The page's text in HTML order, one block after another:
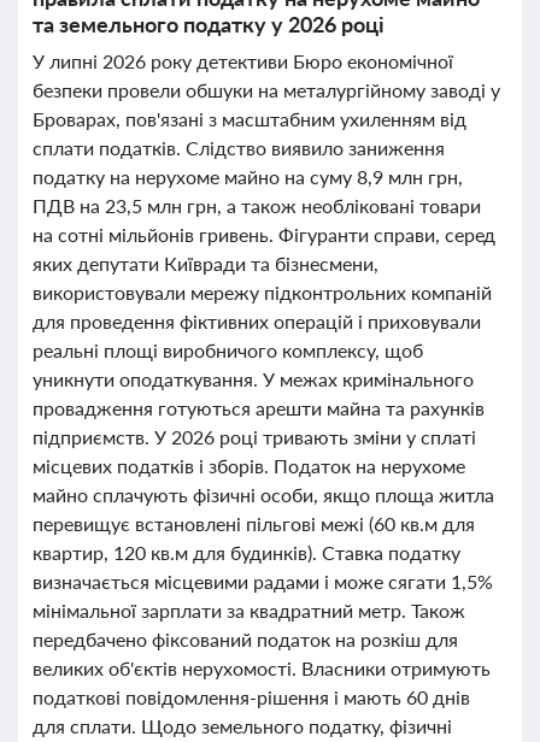
та земельного податку у 2026 році
У липні 2026 року детективи Бюро економічної
безпеки провели обшуки на металургійному заводі у
Броварах, пов'язані з масштабним ухиленням від
сплати податків. Слідство виявило заниження
податку на нерухоме майно на суму 8,9 млн грн,
ПДВ на 23,5 млн грн, а також необліковані товари
на сотні мільйонів гривень. Фігуранти справи, серед
яких депутати Київради та бізнесмени,
використовували мережу підконтрольних компаній
для проведення фіктивних операцій і приховували
реальні площі виробничого комплексу, щоб
уникнути оподаткування. У межах кримінального
провадження готуються арешти майна та рахунків
підприємств. У 2026 році тривають зміни у сплаті
місцевих податків і зборів. Податок на нерухоме
майно сплачують фізичні особи, якщо площа житла
перевищує встановлені пільгові межі (60 кв.м для
квартир, 120 кв.м для будинків). Ставка податку
визначається місцевими радами і може сягати 1,5%
мінімальної зарплати за квадратний метр. Також
передбачено фіксований податок на розкіш для
великих об'єктів нерухомості. Власники отримують
податкові повідомлення-рішення і мають 60 днів
для сплати. Щодо земельного податку, фізичні